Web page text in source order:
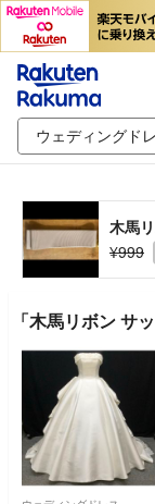
木馬
¥999
「木馬リボン サ